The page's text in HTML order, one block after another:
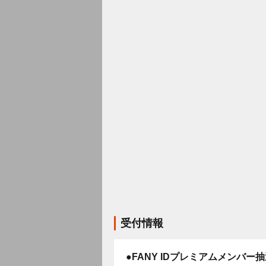
受付情報
●FANY IDプレミアムメンバー